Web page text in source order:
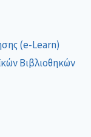
(e-Learn)
Βιβλιοθηκών